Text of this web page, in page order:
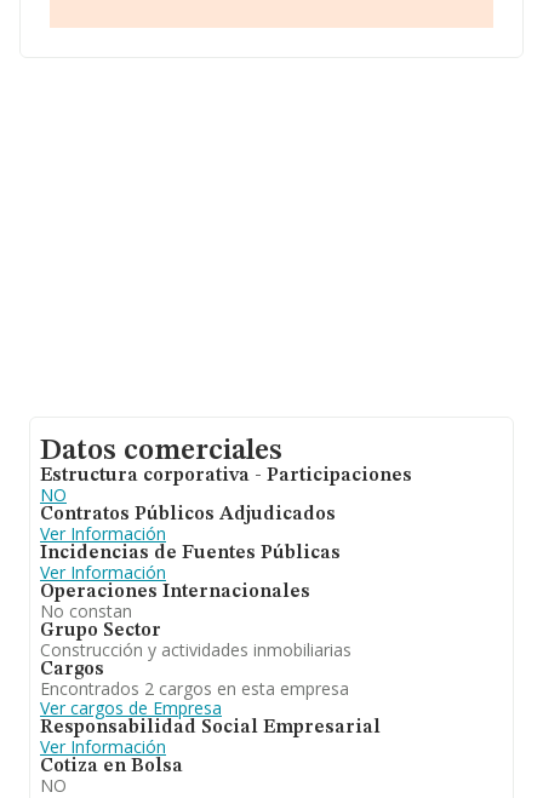
Datos comerciales
Estructura corporativa - Participaciones
NO
Contratos Públicos Adjudicados
Ver Información
Incidencias de Fuentes Públicas
Ver Información
Operaciones Internacionales
No constan
Grupo Sector
Construcción y actividades inmobiliarias
Cargos
Encontrados 2 cargos en esta empresa
Ver cargos de Empresa
Responsabilidad Social Empresarial
Ver Información
Cotiza en Bolsa
NO